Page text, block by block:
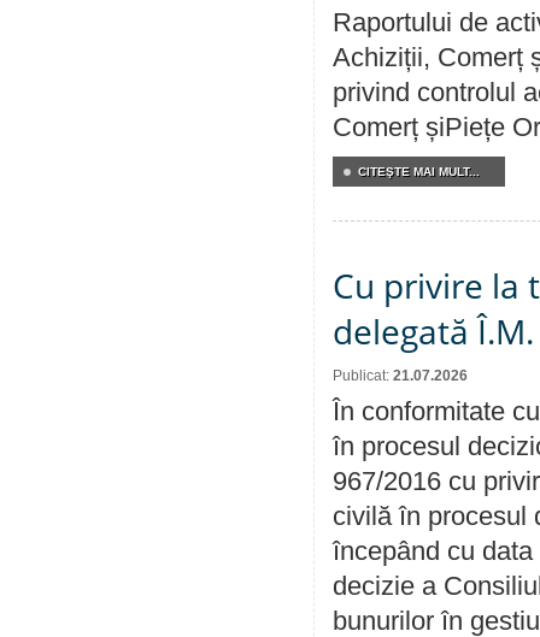
Raportului de
Achiziții, Comerț
privind controlul
Comerț șiPiețe
CITEŞTE MAI MULT...
Cu privire la
delegată
Publicat: 21.07.2026
În conformitate
în procesul
967/2016 cu
civilă în procesul
începând cu
decizie a
bunurilor în